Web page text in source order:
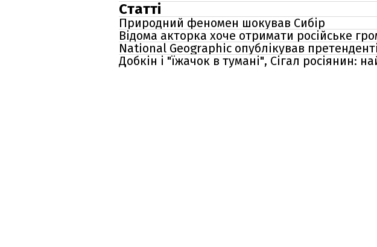
Статті
Природний феномен шокував Сибір
Відома акторка хоче отримати російське
National Geographic опублікував
Добкін і "їжачок в тумані", Сігал росіянин: